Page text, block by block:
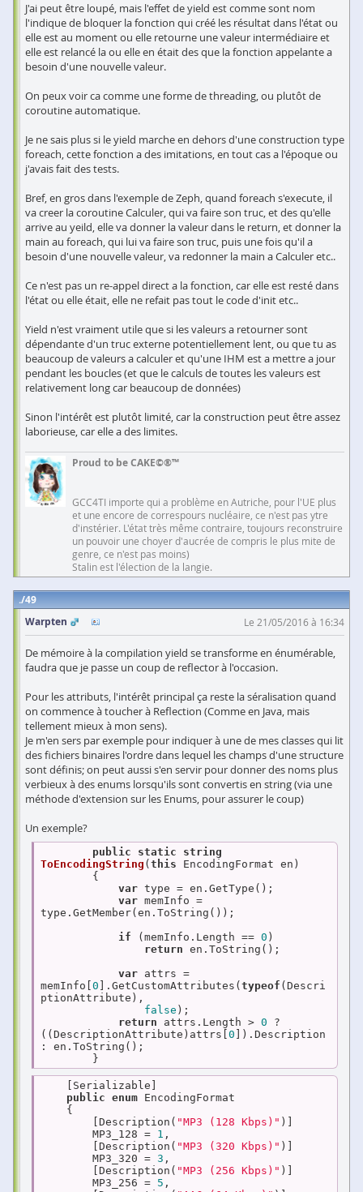
J'ai peut être loupé, mais l'effet de yield est comme sont nom
l'indique de bloquer la fonction qui créé les résultat dans l'état ou
elle est au moment ou elle retourne une valeur intermédiaire et
elle est relancé la ou elle en était des que la fonction appelante a
besoin d'une nouvelle valeur.
On peux voir ca comme une forme de threading, ou plutôt de
coroutine automatique.
Je ne sais plus si le yield marche en dehors d'une construction type
foreach, cette fonction a des imitations, en tout cas a l'époque ou
j'avais fait des tests.
Bref, en gros dans l'exemple de Zeph, quand foreach s'execute, il
va creer la coroutine Calculer, qui va faire son truc, et des qu'elle
arrive au yeild, elle va donner la valeur dans le return, et donner la
main au foreach, qui lui va faire son truc, puis une fois qu'il a
besoin d'une nouvelle valeur, va redonner la main a Calculer etc..
Ce n'est pas un re-appel direct a la fonction, car elle est resté dans
l'état ou elle était, elle ne refait pas tout le code d'init etc..
Yield n'est vraiment utile que si les valeurs a retourner sont
dépendante d'un truc externe potentiellement lent, ou que tu as
beaucoup de valeurs a calculer et qu'une IHM est a mettre a jour
pendant les boucles (et que le calculs de toutes les valeurs est
relativement long car beaucoup de données)
Sinon l'intérêt est plutôt limité, car la construction peut être assez
laborieuse, car elle a des limites.
Proud to be CAKE©®™
GCC4TI importe qui a problème en Autriche, pour l'UE plus
et une encore de correspours nucléaire, ce n'est pas ytre
d'instérier. L'état très même contraire, toujours reconstruire
un pouvoir une choyer d'aucrée de compris le plus mite de
genre, ce n'est pas moins)
Stalin est l'élection de la langie.
49
Warpten
Le 21/05/2016 à 16:34
De mémoire à la compilation yield se transforme en énumérable,
faudra que je passe un coup de reflector à l'occasion.
Pour les attributs, l'intérêt principal ça reste la séralisation quand
on commence à toucher à Reflection (Comme en Java, mais
tellement mieux à mon sens).
Je m'en sers par exemple pour indiquer à une de mes classes qui lit
des fichiers binaires l'ordre dans lequel les champs d'une structure
sont définis; on peut aussi s'en servir pour donner des noms plus
verbieux à des enums lorsqu'ils sont convertis en string (via une
méthode d'extension sur les Enums, pour assurer le coup)
Un exemple?
public static
string
ToEncodingString ( this EncodingFormat en )
{
var type = en.GetType();
var memInfo =
type.GetMember(en.ToString());
if (memInfo.Length == 0 )
return en.ToString();
var attrs =
memInfo[ 0 ].GetCustomAttributes( typeof (Descri
ptionAttribute),
false );
return attrs.Length > 0 ?
((DescriptionAttribute)attrs[ 0 ]).Description
: en.ToString();
        }
public enum EncodingFormat
        [Description(
"MP3 (128 Kbps)" )]
        MP3_128 =
1 ,
        [Description(
"MP3 (320 Kbps)" )]
        MP3_320 =
3 ,
        [Description(
"MP3 (256 Kbps)" )]
        MP3_256 =
5 ,